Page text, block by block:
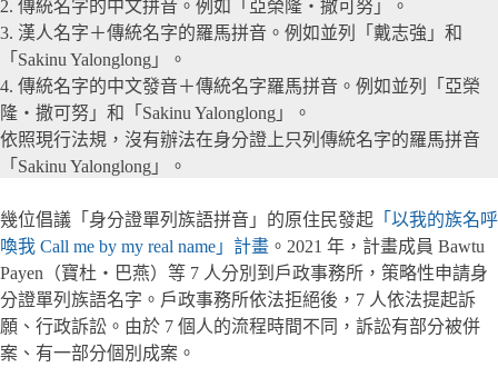
2. 傳統名字的中文拼音。例如「亞榮隆・撒可努」。
3. 漢人名字＋傳統名字的羅馬拼音。例如並列「戴志強」和
「Sakinu Yalonglong」。
4. 傳統名字的中文發音＋傳統名字羅馬拼音。例如並列「亞榮
隆・撒可努」和「Sakinu Yalonglong」。
依照現行法規，沒有辦法在身分證上只列傳統名字的羅馬拼音
「Sakinu Yalonglong」。
幾位倡議「身分證單列族語拼音」的原住民發起 「以我的族名呼
喚我 Call me by my real name」計畫 。2021 年，計畫成員 Bawtu
Payen（寶杜・巴燕）等 7 人分別到戶政事務所，策略性申請身
分證單列族語名字。戶政事務所依法拒絕後，7 人依法提起訴
願、行政訴訟。由於 7 個人的流程時間不同，訴訟有部分被併
案、有一部分個別成案。